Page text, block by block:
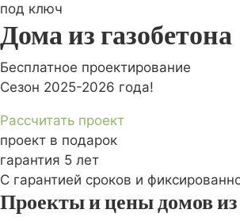
под ключ
Дома из газобетона
Бесплатное проектирование
Сезон 2025-2026 года!
Рассчитать проект
проект в подарок
гарантия 5 лет
С гарантией сроков и
Проекты и цены домов из